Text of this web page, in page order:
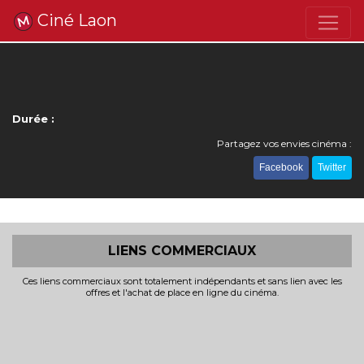
Ciné Laon
Durée :
Partagez vos envies cinéma :
Facebook Twitter
LIENS COMMERCIAUX
Ces liens commerciaux sont totalement indépendants et sans lien avec les
offres et l'achat de place en ligne du cinéma.